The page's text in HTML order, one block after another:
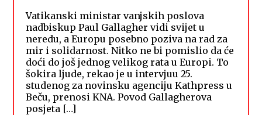
Vatikanski ministar vanjskih poslova
nadbiskup Paul Gallagher vidi svijet u
neredu, a Europu posebno poziva na rad za
mir i solidarnost. Nitko ne bi pomislio da će
doći do još jednog velikog rata u Europi. To
šokira ljude, rekao je u intervjuu 25.
studenog za novinsku agenciju Kathpress u
Beču, prenosi KNA. Povod Gallagherova
posjeta […]